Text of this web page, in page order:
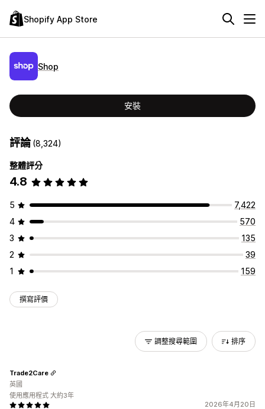
Shopify App Store
Shop
安裝
評論(8,324)
整體評分
4.8
5
7,422
4
570
3
135
2
39
1
159
撰寫評價
調整搜尋範圍 排序
2026年4月20日
Trade2Care
英國
使用應用程式 大約3年